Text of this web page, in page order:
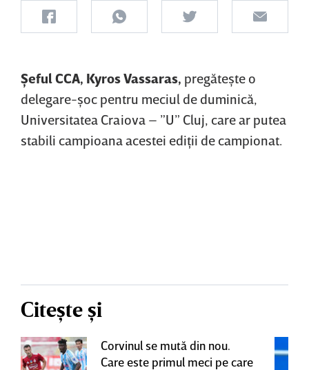
Şeful CCA, Kyros Vassaras, pregăteşte o
delegare-şoc pentru meciul de duminică,
Universitatea Craiova – ”U” Cluj, care ar putea
stabili campioana acestei ediţii de campionat.
Citește și
Corvinul se mută din nou.
Care este primul meci pe care